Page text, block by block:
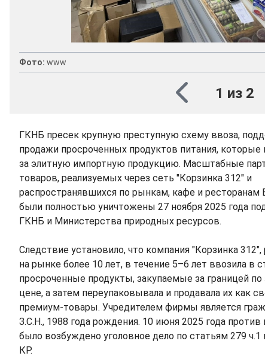
Фото: www
1 из 2
ГКНБ пресек крупную преступную схему ввоза,
продажи просроченных продуктов питания, которые
за элитную импортную продукцию. Масштабные
товаров, реализуемых через сеть "Корзинка 312" и
распространявшихся по рынкам, кафе и ресторанам
были полностью уничтожены 27 ноября 2025 года
ГКНБ и Министерства природных ресурсов.
Следствие установило, что компания "Корзинка
на рынке более 10 лет, в течение 5–6 лет ввозила в
просроченные продукты, закупаемые за границей
цене, а затем переупаковывала и продавала их как
премиум-товары. Учредителем фирмы является
З.С.Н., 1988 года рождения. 10 июня 2025 года против
было возбуждено уголовное дело по статьям 279 ч.1
КР.